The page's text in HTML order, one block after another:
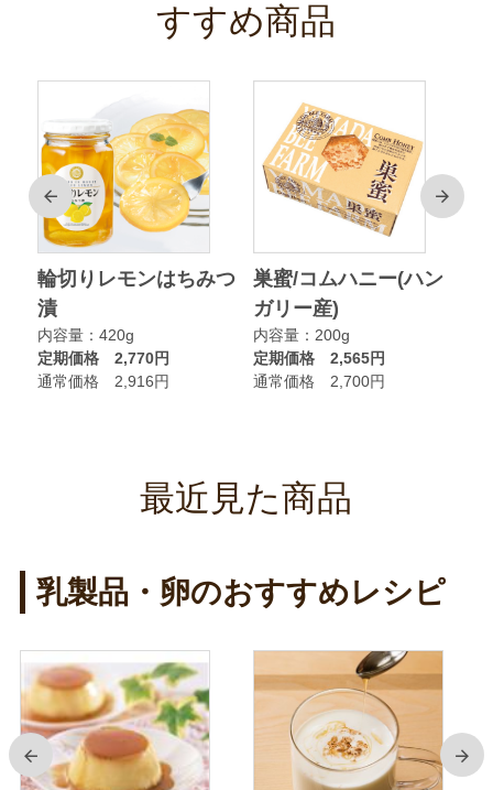
すすめ商品
前
輪切りレモンはちみつ
漬
内容量：420g
定期価格 2,770円
通常価格 2,916円
巣蜜/コムハニー(ハン
ガリー産)
内容量：200g
定期価格 2,565円
通常価格 2,700円
次
最近見た商品
乳製品・卵のおすすめレシピ
前 次